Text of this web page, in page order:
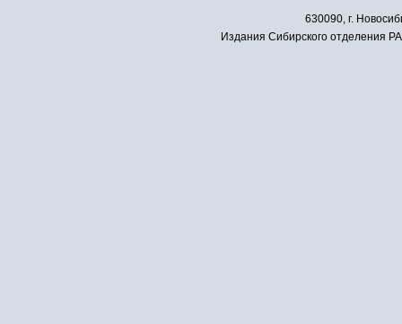
630090, г.
Издания Сибирского отделения